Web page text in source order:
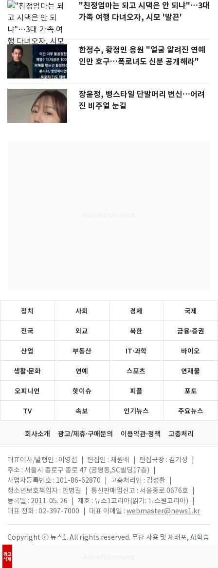
"친정엄마는 되고 시댁은 안 되냐"…3대
가족 여행 다녀오자, 시모 '발끈'
한정수, 황정민 응원 "얼굴 알려진 연예
인만 호구…폭로녀도 신분 공개해라"
장윤정, 뱅스타일 단발머리 변신…어려
진 비주얼 눈길
광고
삭제
정치 사회 경제 국제
전국 외교 북한 금융·증권
산업 부동산 IT·과학 바이오
생활·문화 연예 스포츠 연재물
오피니언 핫이슈 피플 포토
TV 속보 인기뉴스 주요뉴스
회사소개 광고/제휴·구매문의 이용약관·정책 고충처리
대표이사/발행인 : 이영섭 편집인 : 채원배 편집국장 : 김기성
주소 : 서울시 종로구 종로 47 (공평동,SC빌딩17층)
사업자등록번호 : 101-86-62870
고충처리인 : 김성환
청소년보호책임자 : 안병길
통신판매업신고 : 서울종로 0676호
등록일 : 2011. 05. 26
제호 : 뉴스1코리아(읽기: 뉴스원코리아)
대표 전화 : 02-397-7000
대표 이메일 : webmaster@news1.kr
Copyright ⓒ 뉴스1. All rights reserved. 무단 사용 및 재배포, AI학습
활용 금지.